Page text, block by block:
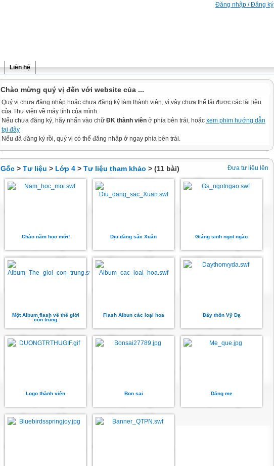
Đăng nhập / Đăng ký
Liên hệ
Chào mừng quý vị đến với website của ...
Quý vị chưa đăng nhập hoặc chưa đăng ký làm thành viên, vì vậy chưa thể tải được các tài liệu
của Thư viện về máy tính của mình.
Nếu chưa đăng ký, hãy nhấn vào chữ ĐK thành viên ở phía bên trái, hoặc xem phim hướng dẫn
tại đây
Nếu đã đăng ký rồi, quý vị có thể đăng nhập ở ngay phía bên trái.
Đưa tư liệu lên
Gốc > Tư liệu > Lớp 4 > Tư liệu tham khảo > (11 bài)
Chào năm học mới! Dịu dàng sắc Xuân Giáng sinh ngọt ngào
Một Album flash về thế giới
côn trùng
Flash Albun các loại hoa Đây thôn Vỹ Dạ
Logo thành viên Bon sai Dáng mẹ